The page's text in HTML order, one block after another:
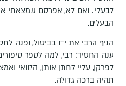
לבעליו. ואם לא, אפרסם שמצאתי
הבעלים.
הניף הרבי את ידו בביטול, ופנה
ענה החסיד: רבי, למה לספר
לפרקן, עליי לחתן אותן, הלוואי
תהיה ברכה גדולה.